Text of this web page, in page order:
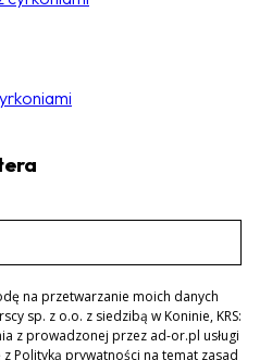
na przetwarzanie moich danych
sp. z o.o. z siedzibą w Koninie, KRS:
z prowadzonej przez ad-or.pl usługi
zPolityką prywatności na temat zasad